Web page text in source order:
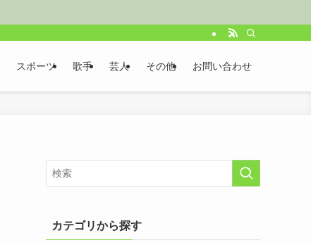
スポーツ 歌手 芸人 その他 お問い合わせ
カテゴリから探す